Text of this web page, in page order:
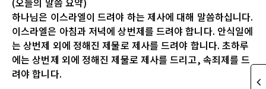
하나님은 이스라엘이 드려야 하는 제사에 대해 말씀하십니다.
이스라엘은 아침과 저녁에 상번제를 드려야 합니다. 안식일에
는 상번제 외에 정해진 제물로 제사를 드려야 합니다. 초하루
에는 상번제 외에 정해진 제물로 제사를 드리고, 속죄제를 드
려야 합니다.